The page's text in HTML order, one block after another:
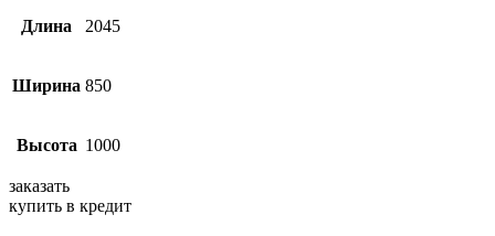
Длина 2045
Ширина 850
Высота 1000
заказать
купить в кредит